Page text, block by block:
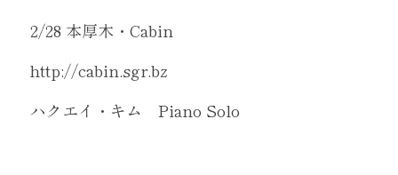
2/28 本厚木・Cabin
http://cabin.sgr.bz
ハクエイ・キム　Piano Solo